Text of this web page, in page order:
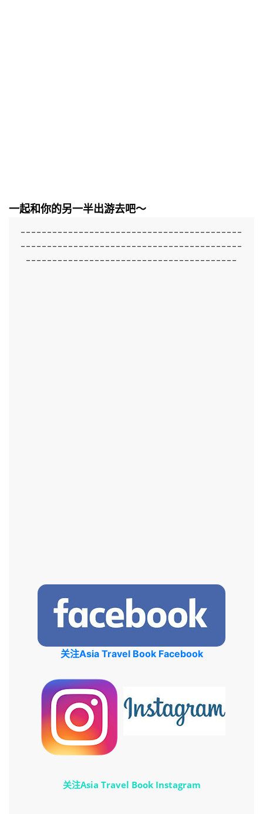
一起和你的另一半出游去吧～
------------------------------------------
------------------------------------------
----------------------------------------
关注Asia Travel Book Facebook
关注Asia Travel Book Instagram